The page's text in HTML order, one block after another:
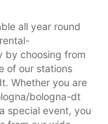
all year round
by choosing from
of our stations
Whether you are
bologna-dt
special event, you